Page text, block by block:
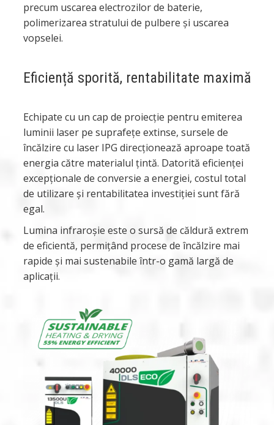
precum uscarea electrozilor de baterie,
polimerizarea stratului de pulbere și uscarea
vopselei.
Eficiență sporită, rentabilitate maximă
Echipate cu un cap de proiecție pentru emiterea
luminii laser pe suprafețe extinse, sursele de
încălzire cu laser IPG direcționează aproape toată
energia către materialul țintă. Datorită eficienței
excepționale de conversie a energiei, costul total
de utilizare și rentabilitatea investiției sunt fără
egal.
Lumina infraroșie este o sursă de căldură extrem
de eficientă, permițând procese de încălzire mai
rapide și mai sustenabile într-o gamă largă de
aplicații.